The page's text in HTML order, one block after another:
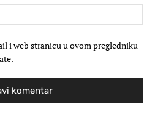
i web stranicu u ovom pregledniku